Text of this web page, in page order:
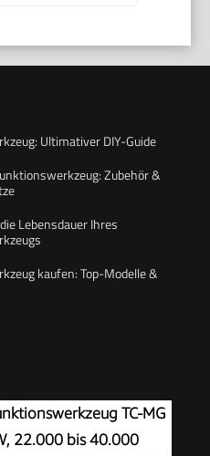
Ultimativer DIY-Guide
Zubehör &
Lebensdauer Ihres
kaufen: Top-Modelle &
TC-MG
22.000 bis 40.000